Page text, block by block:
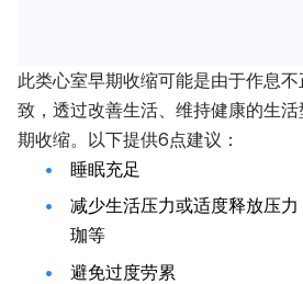
此类心室早期收缩可能是由于作息
致，透过改善生活、维持健康的生
期收缩。以下提供6点建议：
睡眠充足
减少生活压力或适度释放压
珈等
避免过度劳累